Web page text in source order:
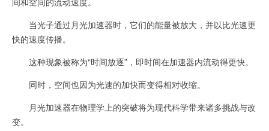
当光子通过月光加速器时，它们的能量被放大，并以比光速更
快的速度传播。
这种现象被称为“时间放逐”，即时间在加速器内流动得更快。
同时，空间也因为光速的加快而变得相对收缩。
月光加速器在物理学上的突破将为现代科学带来诸多挑战与改
变。